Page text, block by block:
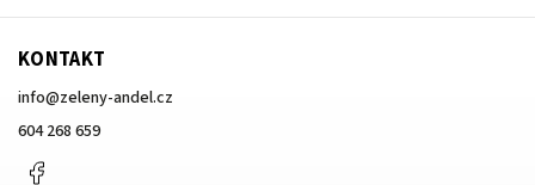
KONTAKT
info@zeleny-andel.cz
604 268 659